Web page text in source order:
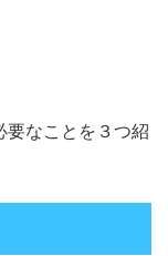
要なことを３つ紹